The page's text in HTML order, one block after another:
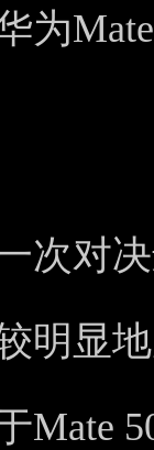
为
次对
明显
Mate